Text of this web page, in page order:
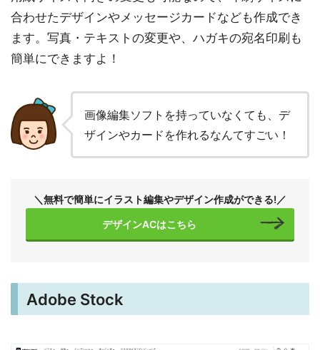
合わせたデザインやメッセージカードなども作成でき
ます。写真・テキストの変更や、ハガキの宛名印刷も
簡単にできますよ！
画像編集ソフトを持っていなくても、デ
ザインやカードを作れるなんてすごい！
＼無料で簡単にイラスト編集やデザイン作成ができる!／
デザインACはこちら
Adobe Stock